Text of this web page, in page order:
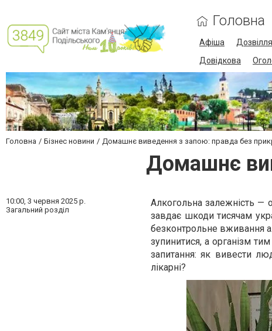
Головна
Афіша Дозвілля
Довідкова
Головна Бізнес новини Домашнє виведення з запою: правда без
Домашнє
10:00, 3 червня 2025 р.
Загальний розділ
Алкогольна залежність —
завдає шкоди тисячам
безконтрольне вживання
зупинитися, а організм
запитання: як вивести
лікарні?